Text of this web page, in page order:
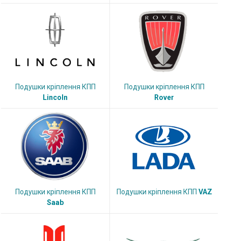
Подушки кріплення КПП
Lincoln
Подушки кріплення КПП
Rover
Подушки кріплення КПП
Saab
Подушки кріплення КПП VAZ